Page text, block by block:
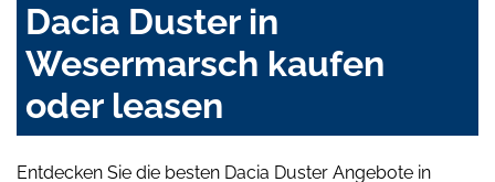
Dacia Duster in
Wesermarsch kaufen
oder leasen
Entdecken Sie die besten Dacia Duster Angebote in